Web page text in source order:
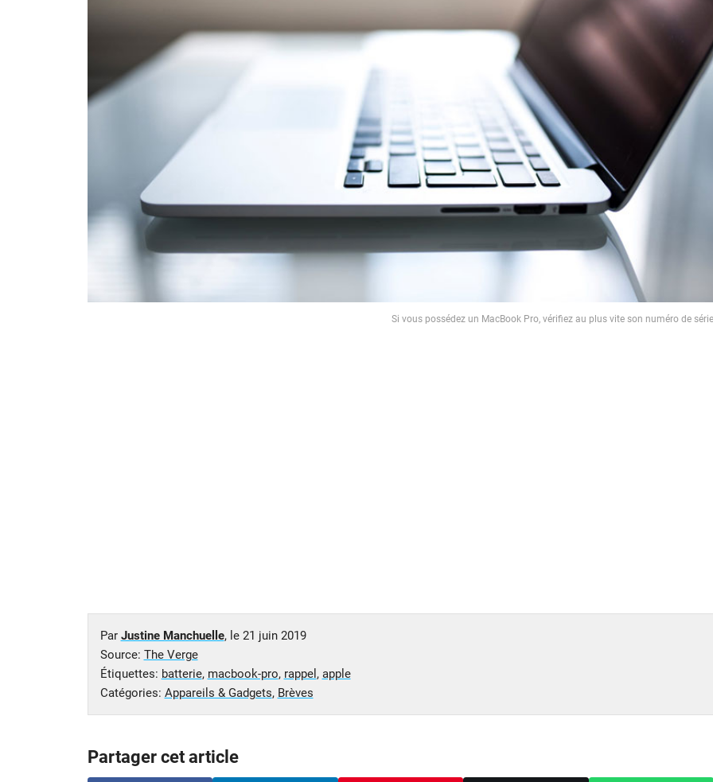
Si vous possédez un MacBook Pro, vérifiez au plus vite son numéro de série
Par Justine Manchuelle, le 21 juin 2019
Source: The Verge
Étiquettes: batterie, macbook-pro, rappel , apple
Catégories: Appareils & Gadgets, Brèves
Partager cet article